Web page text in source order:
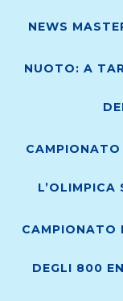
NEWS
NUOTO: A
L’OLIMPICA
CAMPIONATO
DEGLI 800